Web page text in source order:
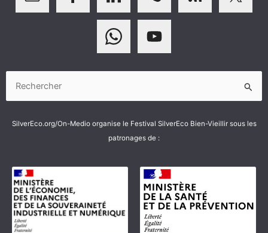
SilverEco.org/On-Medio organise le Festival SilverEco Bien-Vieillir sous les
patronages de :